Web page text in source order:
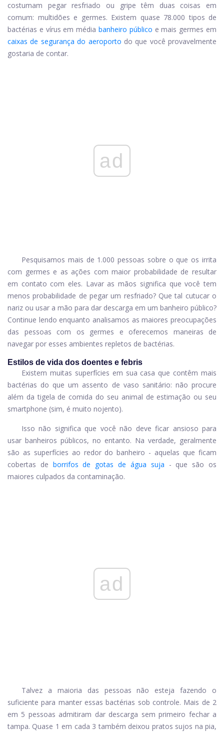
costumam pegar resfriado ou gripe têm duas coisas em
comum: multidões e germes. Existem quase 78.000 tipos de
bactérias e vírus em média banheiro público e mais germes em
caixas de segurança do aeroporto do que você provavelmente
gostaria de contar.
ad
Pesquisamos mais de 1.000 pessoas sobre o que os irrita
com germes e as ações com maior probabilidade de resultar
em contato com eles. Lavar as mãos significa que você tem
menos probabilidade de pegar um resfriado? Que tal cutucar o
nariz ou usar a mão para dar descarga em um banheiro público?
Continue lendo enquanto analisamos as maiores preocupações
das pessoas com os germes e oferecemos maneiras de
navegar por esses ambientes repletos de bactérias.
Estilos de vida dos doentes e febris
Existem muitas superfícies em sua casa que contêm mais
bactérias do que um assento de vaso sanitário: não procure
além da tigela de comida do seu animal de estimação ou seu
smartphone (sim, é muito nojento).
Isso não significa que você não deve ficar ansioso para
usar banheiros públicos, no entanto. Na verdade, geralmente
são as superfícies ao redor do banheiro - aquelas que ficam
cobertas de borrifos de gotas de água suja - que são os
maiores culpados da contaminação.
ad
Talvez a maioria das pessoas não esteja fazendo o
suficiente para manter essas bactérias sob controle. Mais de 2
em 5 pessoas admitiram dar descarga sem primeiro fechar a
tampa. Quase 1 em cada 3 também deixou pratos sujos na pia,